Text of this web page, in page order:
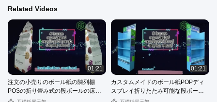
Related Videos
01:21
注文の小売りのボール紙の陳列棚
POSの折り畳み式の段ボールの床の
陳列棚
01:21
カスタムメイドのボール紙POPディ
スプレイ折りたたみ可能な段ボール
紙の床の陳列棚